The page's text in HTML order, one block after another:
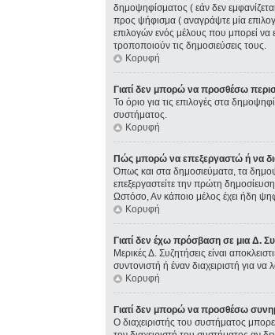
δημοψηφίσματος ( εάν δεν
προς ψήφισμα ( αναγράψτε μία
επιλογών ενός μέλους που μπορεί να
τροποποιούν τις δημοσιεύσεις τους.
Κορυφή
Γιατί δεν μπορώ να προσθέσω
Το όριο για τις επιλογές στα
συστήματος.
Κορυφή
Πώς μπορώ να επεξεργαστώ ή να
Όπως και στα δημοσιεύματα, τα
επεξεργαστείτε την πρώτη
Ωστόσο, Αν κάποιο μέλος έχει ήδη
Κορυφή
Γιατί δεν έχω πρόσβαση σε μια Δ.
Μερικές Δ. Συζητήσεις είναι
συντονιστή ή έναν διαχειριστή για να
Κορυφή
Γιατί δεν μπορώ να προσθέσω
Ο διαχειριστής του συστήματος